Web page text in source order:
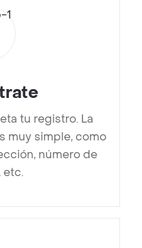
tu registro. La
muy simple, como
número de
etc.